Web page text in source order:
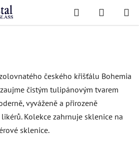
Hledat
KOŠÍK
českého křišťálu Bohemia
čistým tulipánovým tvarem
vyváženě a přirozeně
Kolekce zahrnuje sklenice na
sklenice.